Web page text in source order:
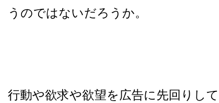
うのではないだろうか。
行動や欲求や欲望を広告に先回りし